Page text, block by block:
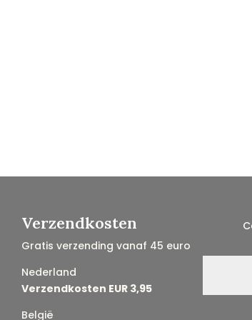
Verzendkosten
Gratis verzending vanaf 45 euro
Nederland
Verzendkosten EUR 3,95
België